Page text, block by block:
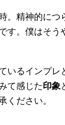
。精神的につ
す。僕はそう
いるインプレ
て感じた印象
ください。